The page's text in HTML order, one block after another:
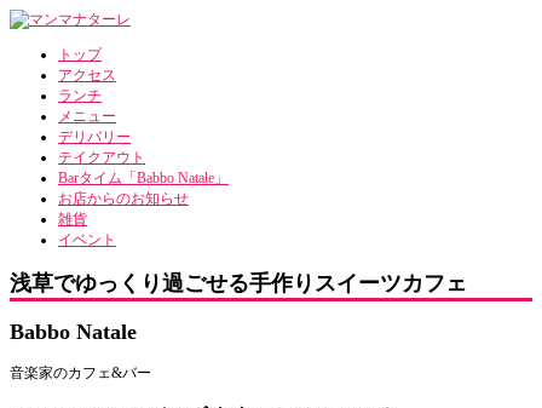
トップ
アクセス
ランチ
メニュー
デリバリー
テイクアウト
Barタイム「Babbo Natale」
お店からのお知らせ
雑貨
イベント
浅草でゆっくり過ごせる手作りスイーツカフェ
Babbo Natale
音楽家のカフェ&バー